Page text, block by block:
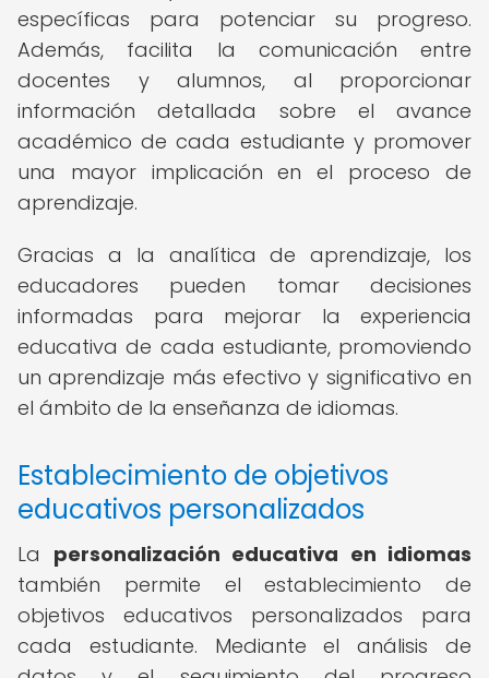
específicas para potenciar su progreso.
Además, facilita la comunicación entre
docentes y alumnos, al proporcionar
información detallada sobre el avance
académico de cada estudiante y promover
una mayor implicación en el proceso de
aprendizaje.
Gracias a la analítica de aprendizaje, los
educadores pueden tomar decisiones
informadas para mejorar la experiencia
educativa de cada estudiante, promoviendo
un aprendizaje más efectivo y significativo en
el ámbito de la enseñanza de idiomas.
Establecimiento de objetivos
educativos personalizados
La personalización educativa en idiomas
también permite el establecimiento de
objetivos educativos personalizados para
cada estudiante. Mediante el análisis de